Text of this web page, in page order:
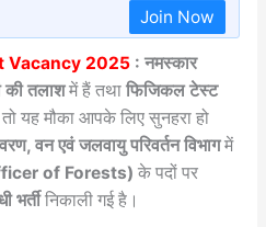
Join Now
Vacancy 2025: नमस्कार
की तलाशमें हैं तथा फिजिकल टेस्ट
यह मौका आपके लिए सुनहरा हो
वन एवं जलवायु परिवर्तन विभागमें
of Forests) के पदों पर
भर्तीनिकाली गई है।